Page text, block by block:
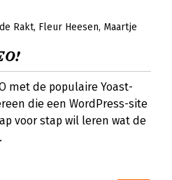
Rakt Fleur Heesen Maartje
met de populaire Yoast-
die een WordPress-site
voor stap wil leren wat de